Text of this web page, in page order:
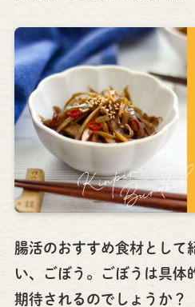
腸活のおすすめ食材として
い、ごぼう。ごぼうは具体
期待されるのでしょうか？